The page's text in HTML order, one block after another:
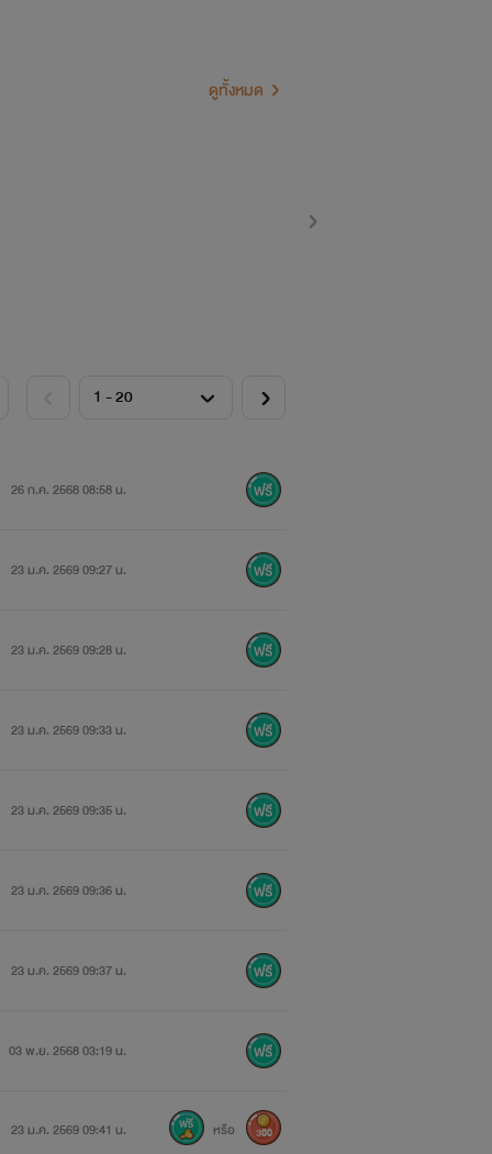
ดูทั้งหมด
26 ก.ค. 2568 08:58 น.
23 ม.ค. 2569 09:27 น.
23 ม.ค. 2569 09:28 น.
23 ม.ค. 2569 09:33 น.
23 ม.ค. 2569 09:35 น.
23 ม.ค. 2569 09:36 น.
23 ม.ค. 2569 09:37 น.
03 พ.ย. 2568 03:19 น.
23 ม.ค. 2569 09:41 น. หรือ 300